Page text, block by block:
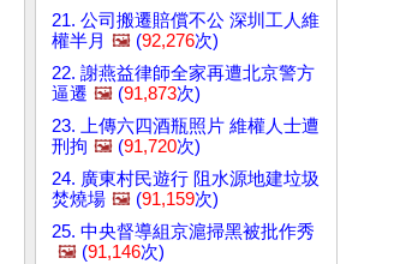
21. 公司搬遷賠償不公 深圳工人維
權半月 🖼️ (92,276次)
22. 謝燕益律師全家再遭北京警方
逼遷 🖼️ (91,873次)
23. 上傳六四酒瓶照片 維權人士遭
刑拘 🖼️ (91,720次)
24. 廣東村民遊行 阻水源地建垃圾
焚燒場 🖼️ (91,159次)
25. 中央督導組京滬掃黑被批作秀
🖼️ (91,146次)